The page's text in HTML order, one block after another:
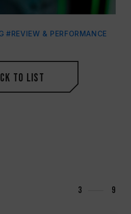
#REVIEW & PERFORMANCE
to List
3 9